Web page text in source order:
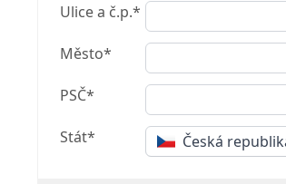
Ulice a č.p.*
Město*
PSČ*
Stát* Česká